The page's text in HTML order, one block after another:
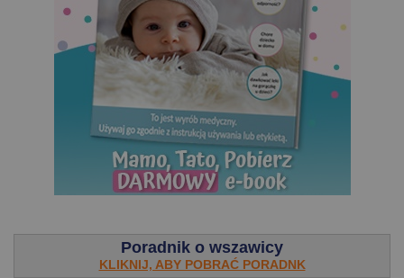
Poradnik o wszawicy
KLIKNIJ, ABY POBRAĆ PORADNK